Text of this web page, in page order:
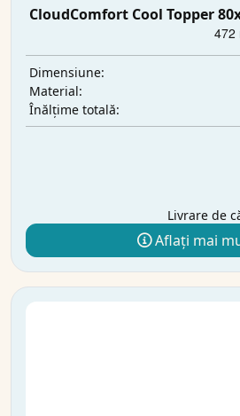
CloudComfort Cool Topper
Dimensiune:
Material:
Înălțime totală:
Livrare de
Aflați mai